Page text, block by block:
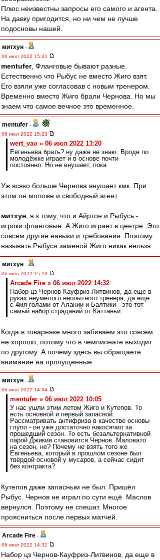
Плюс неизвестны запросы его самого и агента.
На давку пригодится, но ни чем не лучше
подосновы нашей.
митхун -
06 июл 2022 15:31
mentufer, Фланговые бывают разные.
Естественно что Рыбус не вместо Жиго взят.
Его взяли уже согласовав с новым тренером.
Временно вместо Жиго брали Чернова. Но мы
знаем что самое вечное это временное.
mentufer -
06 июл 2022 15:23
wert_vao » 06 июл 2022 13:20
Евгеньева брать? ну даже не знаю. Вроде по
молодёжке играет и в основе почти
постоянно. Но не внушает, пока
Уж всяко больше Чернова внушает кмк. При
этом он моложе и свободный агент.
митхун , я к тому, что и Айртон и Рыбусь -
игроки фланговые. А Жиго играет в центре. Это
совсем другие навыки и требования. Поэтому
называть Рыбуся заменой Жиго никак нельзя
митхун -
06 июл 2022 15:23
Arcade Fire » 06 июл 2022 14:32
Набор цз Чернов-Кауфриз-Литвинов, да еще в
руках неумелого неопытного тренера, да еще
с 4мя голами от Алании и Балтики - это тот
самый набор страданий от Каттаньи.
Когда в товарняке много забиваем это совсем
не хорошо, потому что в чемпионате выходит
по другому. А почему здесь вы обращаете
внимание на пропущенные.
митхун -
06 июл 2022 14:34
mentufer » 06 июл 2022 10:05
У нас ушли этим летом Жиго и Кутепов. То
есть основной и первый запасной.
Рассматривать антифриза в качестве основы
глупо - он уже достаточно накосячил за
прошедший сезон. То есть безальтернативной
парой Джикии становится Чернов. Маловато
на сезон, не? Почему не взять того же
Евгеньева, который в прошлом сезоне был
твёрдой основой у мусаров, а сейчас сидит
без контракта?
Кутепов даже запасным не был. Пришёл
Рыбус. Чернов не играл по сути ещё. Маслов
вернулся. Поэтому не спешат. Многое
проясниться после первых матчей.
Arcade Fire -
06 июл 2022 14:32
Набор цз Чернов-Кауфриз-Литвинов, да еще в